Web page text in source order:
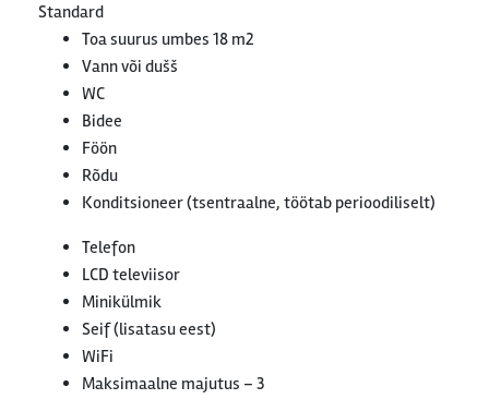
Standard
Toa suurus umbes 18 m2
Vann või dušš
WC
Bidee
Föön
Rõdu
Konditsioneer (tsentraalne, töötab perioodiliselt)
Telefon
LCD televiisor
Minikülmik
Seif (lisatasu eest)
WiFi
Maksimaalne majutus – 3